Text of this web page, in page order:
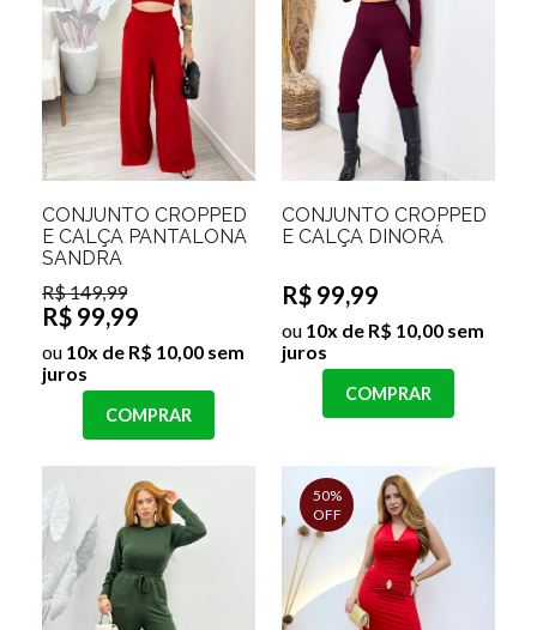
CONJUNTO CROPPED
E CALÇA PANTALONA
SANDRA
R$ 149,99
R$ 99,99
ou 10x de R$ 10,00 sem
juros
COMPRAR
CONJUNTO CROPPED
E CALÇA DINORÁ
R$ 99,99
ou 10x de R$ 10,00 sem
juros
COMPRAR
50%
OFF